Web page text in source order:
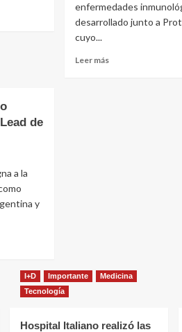
hacia
la
enfermedades
desarrollado junto a
cuyo...
Leer másLeer
de
a la
y
I+D Importante
Medicina
Tecnología
Hospital Italiano realizó las